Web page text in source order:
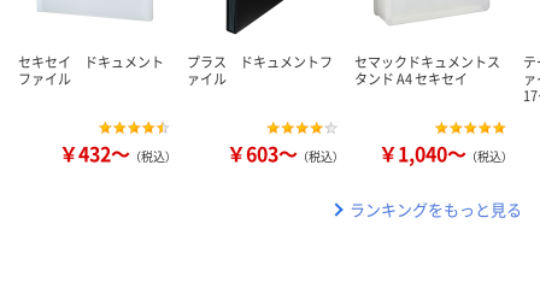
セキセイ ドキュメント
ファイル
￥432～ （税込）
プラス ドキュメントフ
ァイル
￥603～ （税込）
セマックドキュメントス
タンド A4 セキセイ
￥1,040～ （税込）
ランキングをもっと見る